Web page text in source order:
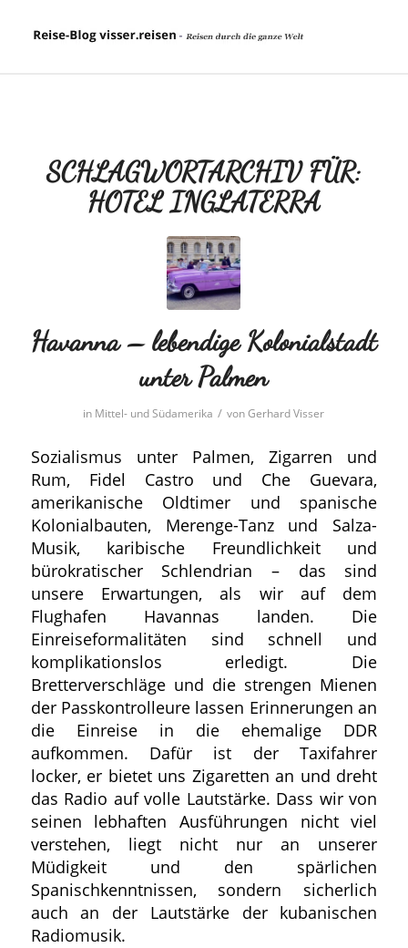
SCHLAGWORTARCHIV FÜR:
HOTEL INGLATERRA
Havanna – lebendige Kolonialstadt
unter Palmen
in Mittel- und Südamerika / vonGerhard Visser
Sozialismus unter Palmen, Zigarren und
Rum, Fidel Castro und Che Guevara,
amerikanische Oldtimer und spanische
Kolonialbauten, Merenge-Tanz und Salza-
Musik, karibische Freundlichkeit und
bürokratischer Schlendrian – das sind
unsere Erwartungen, als wir auf dem
Flughafen Havannas landen. Die
Einreiseformalitäten sind schnell und
komplikationslos erledigt. Die
Bretterverschläge und die strengen Mienen
der Passkontrolleure lassen Erinnerungen an
die Einreise in die ehemalige DDR
aufkommen. Dafür ist der Taxifahrer
locker, er bietet uns Zigaretten an und dreht
das Radio auf volle Lautstärke. Dass wir von
seinen lebhaften Ausführungen nicht viel
verstehen, liegt nicht nur an unserer
Müdigkeit und den spärlichen
Spanischkenntnissen, sondern sicherlich
auch an der Lautstärke der kubanischen
Radiomusik.